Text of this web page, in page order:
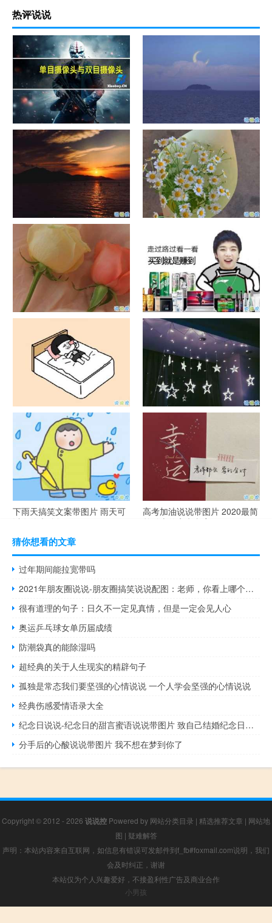
热评说说
单目摄像头与双目摄像头
晚安励志语录带图片 晚安心语
励志鸡汤
日出文案温柔句子 看日出的微
信说说配图
晒风景照的唯美说说配图 适合
发风景的朋友圈文案
官宣恋爱的说说配图 官宣句子
抖音摆地摊文案 摆地摊的搞笑
说说带图片
谐音梗土味情话大全带图片 油
腻搞笑的土味情话
很酷的霸气句子带图片 最新霸
气说说高冷范
下雨天搞笑文案带图片 雨天可
以发的幽默句子
高考加油说说带图片 2020最简
单励志的高考文案
猜你想看的文章
过年期间能拉宽带吗
2021年朋友圈说说-朋友圈搞笑说说配图：老师，你看上哪个家长就直说，别老开家长会
很有道理的句子：日久不一定见真情，但是一定会见人心
奥运乒乓球女单历届成绩
防潮袋真的能除湿吗
超经典的关于人生现实的精辟句子
孤独是常态我们要坚强的心情说说 一个人学会坚强的心情说说
经典伤感爱情语录大全
纪念日说说-纪念日的甜言蜜语说说带图片 致自己结婚纪念日短句
分手后的心酸说说带图片 我不想在梦到你了
Copyright © 2012 - 2026 说说控 Powered by 网站分类目录 | 精选推荐文章 | 网站地
图 | 疑难解答
声明：本站内容来自互联网，如信息有错误可发邮件到f_fb#foxmail.com说明，我们
会及时纠正，谢谢
本站仅为个人兴趣爱好，不接盈利性广告及商业合作
小男孩